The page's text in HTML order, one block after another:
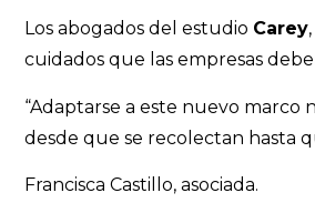
Los abogados del estudio Carey
cuidados que las empresas
“Adaptarse a este nuevo marco
desde que se recolectan hasta
Francisca Castillo, asociada.